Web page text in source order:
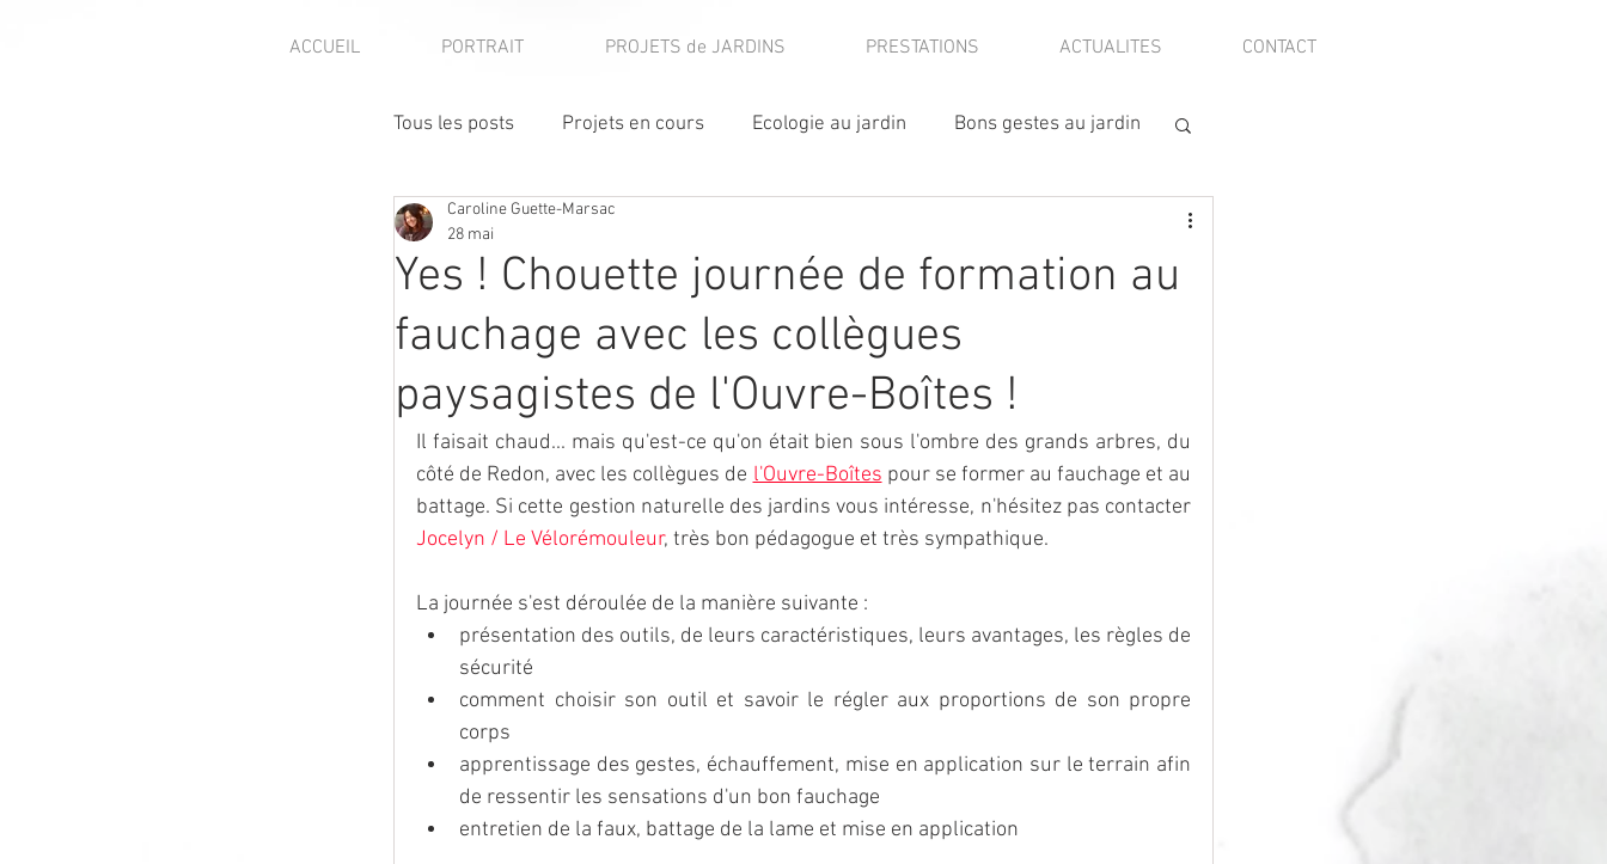
ACCUEIL PORTRAIT PROJETS de JARDINS PRESTATIONS ACTUALITES CONTACT
Tous les posts Projets en cours Ecologie au jardin Bons gestes au jardin
Focus métier Plantes coup de coeur
Presse - publications Fleurs comestibles
Avis client·es Autres activités
Yes ! Chouette journée de formation au
fauchage avec les collègues
paysagistes de l'Ouvre-Boîtes !
Caroline Guette-Marsac
28 mai
Il faisait chaud... mais qu'est-ce qu'on était bien sous l'ombre des grands arbres, du
côté de Redon, avec les collègues de l'Ouvre-Boîtes pour se former au fauchage et au
Jocelyn / Le Vélorémouleur, très bon pédagogue et très sympathique.
La journée s'est déroulée de la manière suivante :
présentation des outils, de leurs caractéristiques, leurs avantages, les règles de
sécurité
comment choisir son outil et savoir le régler aux proportions de son propre
corps
apprentissage des gestes, échauffement, mise en application sur le terrain afin
de ressentir les sensations d'un bon fauchage
entretien de la faux, battage de la lame et mise en application